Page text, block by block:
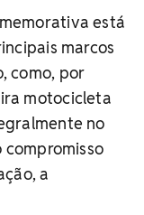
está
marcos
como, por
motocicleta
no
a